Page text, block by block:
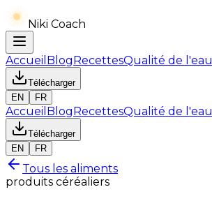
Niki Coach
Accueil BlogRecettesQualité de l'eau
Télécharger
EN
FR
Accueil BlogRecettesQualité de l'eau
Télécharger
EN
FR
Tous les aliments
produits céréaliers